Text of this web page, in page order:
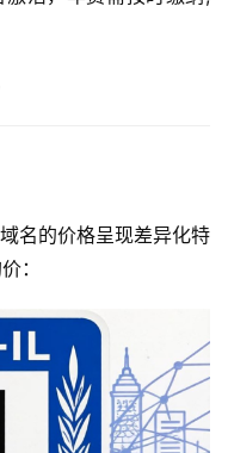
名的价格呈现差异化特
：